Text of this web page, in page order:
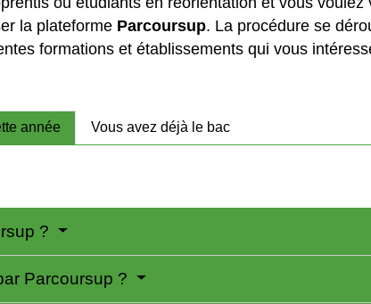
la plateforme Parcoursup. La procédure se
formations et établissements qui vous
année Vous avez déjà le bac
?
Parcoursup ?